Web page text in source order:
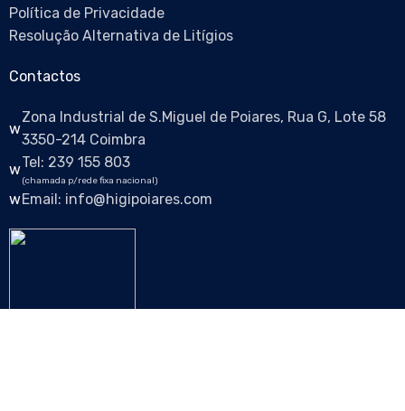
Política de Privacidade
Resolução Alternativa de Litígios
Contactos
Zona Industrial de S.Miguel de Poiares, Rua G, Lote 58
3350-214 Coimbra
Tel: 239 155 803
(chamada p/rede fixa nacional)
Email: info@higipoiares.com